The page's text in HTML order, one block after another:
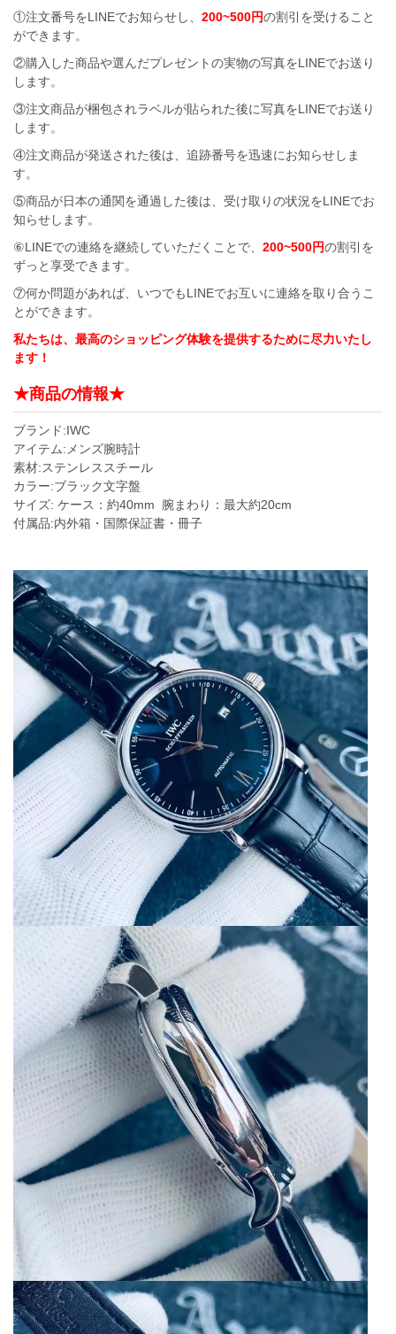
①注文番号をLINEでお知らせし、 200~500円の割引を受けること
ができます。
②購入した商品や選んだプレゼントの実物の写真をLINEでお送り
します。
③注文商品が梱包されラベルが貼られた後に写真をLINEでお送り
します。
④注文商品が発送された後は、追跡番号を迅速にお知らせしま
す。
⑤商品が日本の通関を通過した後は、受け取りの状況をLINEでお
知らせします。
⑥LINEでの連絡を継続していただくことで、 200~500円の割引を
ずっと享受できます。
⑦何か問題があれば、いつでもLINEでお互いに連絡を取り合うこ
とができます。
私たちは、最高のショッピング体験を提供するために尽力いたし
ます！
★商品の情報★
ブランド:IWC
アイテム:メンズ腕時計
素材:ステンレススチール
カラー:ブラック文字盤
サイズ: ケース：約40mm 腕まわり：最大約20cm
付属品:内外箱・国際保証書・冊子